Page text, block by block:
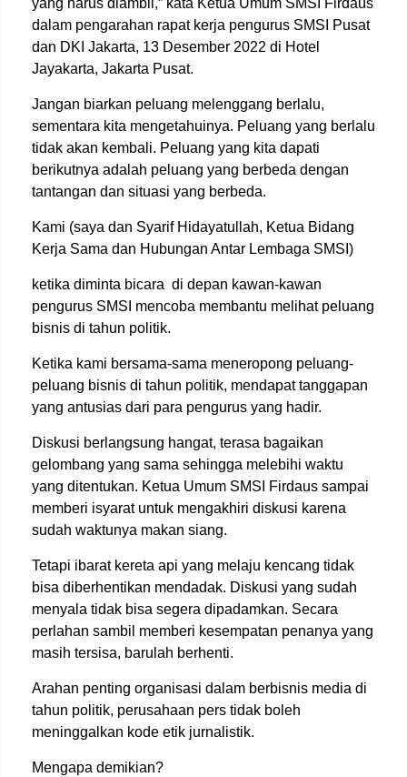
yang harus diambil,” kata Ketua Umum SMSI Firdaus
dalam pengarahan rapat kerja pengurus SMSI Pusat
dan DKI Jakarta, 13 Desember 2022 di Hotel
Jayakarta, Jakarta Pusat.
Jangan biarkan peluang melenggang berlalu,
sementara kita mengetahuinya. Peluang yang berlalu
tidak akan kembali. Peluang yang kita dapati
berikutnya adalah peluang yang berbeda dengan
tantangan dan situasi yang berbeda.
Kami (saya dan Syarif Hidayatullah, Ketua Bidang
Kerja Sama dan Hubungan Antar Lembaga SMSI)
ketika diminta bicara di depan kawan-kawan
pengurus SMSI mencoba membantu melihat peluang
bisnis di tahun politik.
Ketika kami bersama-sama meneropong peluang-
peluang bisnis di tahun politik, mendapat tanggapan
yang antusias dari para pengurus yang hadir.
Diskusi berlangsung hangat, terasa bagaikan
gelombang yang sama sehingga melebihi waktu
yang ditentukan. Ketua Umum SMSI Firdaus sampai
memberi isyarat untuk mengakhiri diskusi karena
sudah waktunya makan siang.
Tetapi ibarat kereta api yang melaju kencang tidak
bisa diberhentikan mendadak. Diskusi yang sudah
menyala tidak bisa segera dipadamkan. Secara
perlahan sambil memberi kesempatan penanya yang
masih tersisa, barulah berhenti.
Arahan penting organisasi dalam berbisnis media di
tahun politik, perusahaan pers tidak boleh
meninggalkan kode etik jurnalistik.
Mengapa demikian?